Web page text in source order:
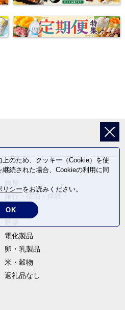
定期便
麺類
電化製品
卵・乳製品
米・穀物
返礼品なし
のため、クッキー（Cookie）を使
続された場合、Cookieの利用に同
リシーをお読みください。
OK